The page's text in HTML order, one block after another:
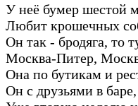
У неё бумер шестой
Любит крошечных
Он так - бродяга, то
Москва-Питер,
Она по бутикам и
Он с друзьями в